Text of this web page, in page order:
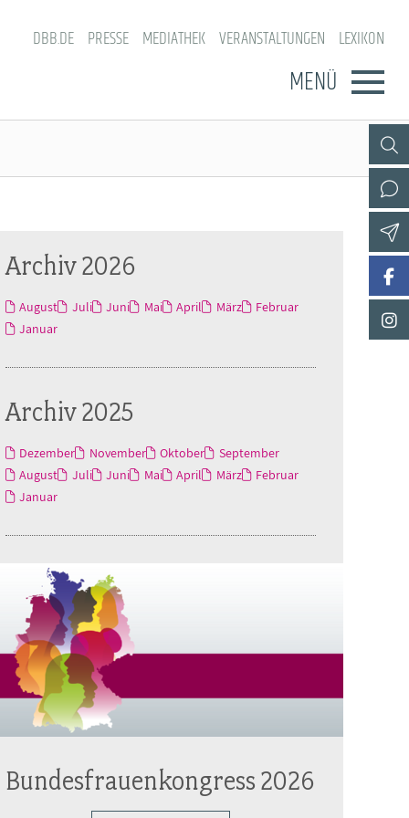
DBB.DE PRESSE MEDIATHEK VERANSTALTUNGEN LEXIKON
MENÜ
Archiv 2026
August Juli Juni Mai April März
Februar
Januar
Archiv 2025
Dezember November Oktober
September
August
Juli Juni Mai April März
Februar
Januar
Bundesfrauenkongress 2026